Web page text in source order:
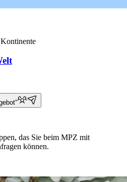
das Sie beim MPZ mit
können.